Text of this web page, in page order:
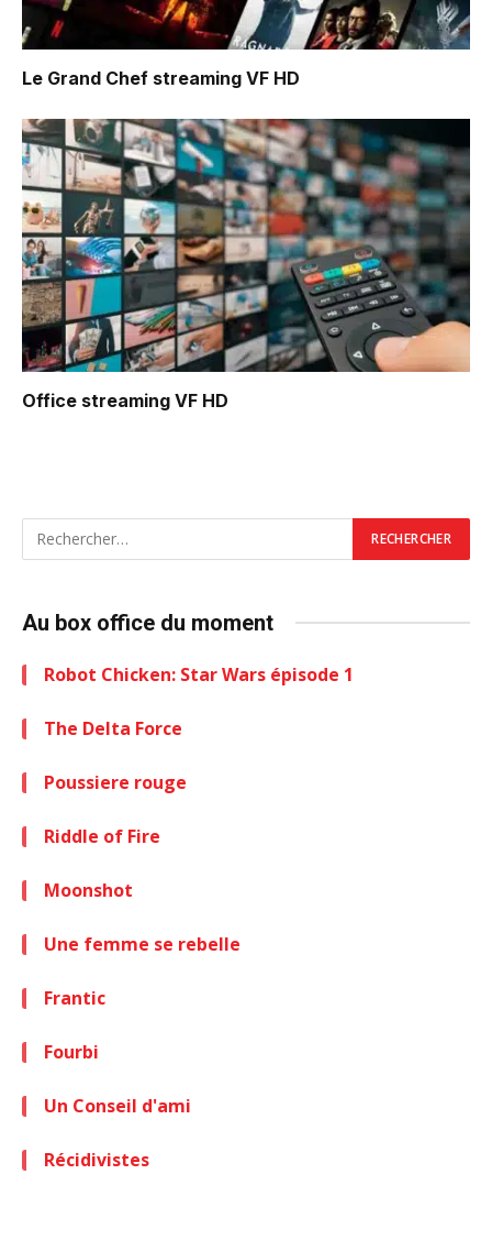
Le Grand Chef streaming VF HD
Office streaming VF HD
Au box office du moment
Robot Chicken: Star Wars épisode 1
The Delta Force
Poussiere rouge
Riddle of Fire
Moonshot
Une femme se rebelle
Frantic
Fourbi
Un Conseil d'ami
Récidivistes